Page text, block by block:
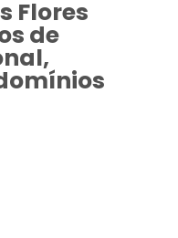
Flores
de